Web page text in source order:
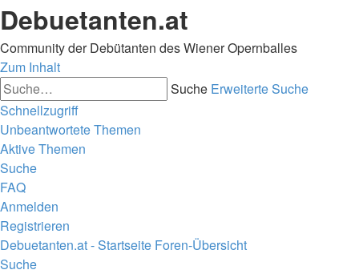
Debuetanten.at
Community der Debütanten des Wiener Opernballes
Zum Inhalt
Suche Erweiterte Suche
Schnellzugriff
Unbeantwortete Themen
Aktive Themen
Suche
FAQ
Anmelden
Registrieren
Debuetanten.at - Startseite Foren-Übersicht
Suche